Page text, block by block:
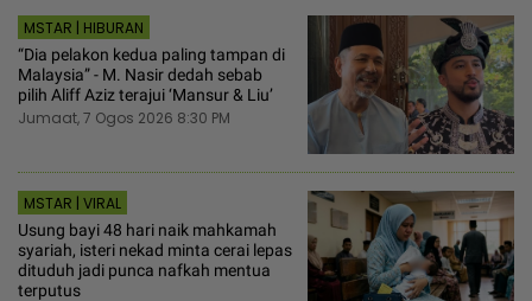
MSTAR | HIBURAN
“Dia pelakon kedua paling tampan di
Malaysia” - M. Nasir dedah sebab
pilih Aliff Aziz terajui ‘Mansur & Liu’
Jumaat, 7 Ogos 2026 8:30 PM
MSTAR | VIRAL
Usung bayi 48 hari naik mahkamah
syariah, isteri nekad minta cerai lepas
dituduh jadi punca nafkah mentua
terputus